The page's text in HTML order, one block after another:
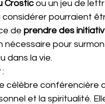
Crostic ou un jeu de
considérer pourraient
de prendre des
nécessaire pour
dans la vie.
:
et la spiritualité.